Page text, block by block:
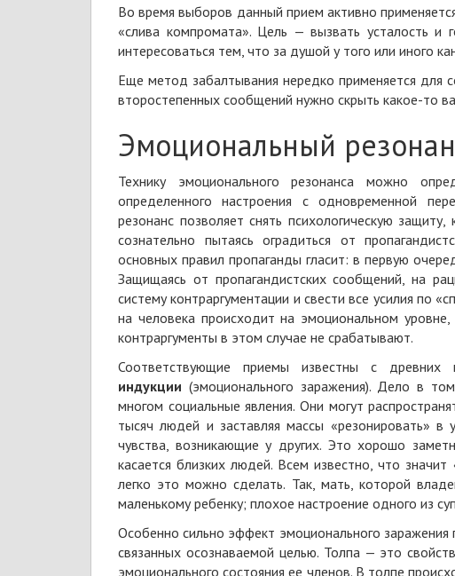
Во время выборов данный прием активно
«слива компромата». Цель — вызвать усталость
интересоваться тем, что за душой у того или иного
Еще метод забалтывания нередко применяется для
второстепенных сообщений нужно скрыть какое-то
Эмоциональный
Технику эмоционального резонанса можно
определенного настроения с одновременной
резонанс позволяет снять психологическую
сознательно пытаясь оградиться от
основных правил пропаганды гласит: в первую
Защищаясь от пропагандистских сообщений, на
систему контраргументации и свести все усилия по
на человека происходит на эмоциональном уровне,
контраргументы в этом случае не срабатывают.
Соответствующие приемы известны с
индукции (эмоционального заражения). Дело в
многом социальные явления. Они могут
тысяч людей и заставляя массы «резонировать»
чувства, возникающие у других. Это хорошо
касается близких людей. Всем известно, что
легко это можно сделать. Так, мать, которой
маленькому ребенку; плохое настроение одного из
Особенно сильно эффект эмоционального
связанных осознаваемой целью. Толпа — это
эмоционального состояния ее членов. В толпе